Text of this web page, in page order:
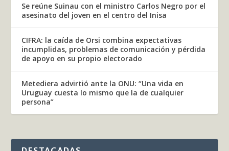
Se reúne Suinau con el ministro Carlos Negro por el
asesinato del joven en el centro del Inisa
CIFRA: la caída de Orsi combina expectativas
incumplidas, problemas de comunicación y pérdida
de apoyo en su propio electorado
Metediera advirtió ante la ONU: “Una vida en
Uruguay cuesta lo mismo que la de cualquier
persona”